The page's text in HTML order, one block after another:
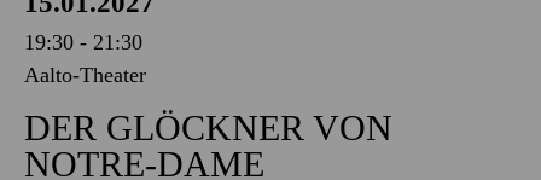
AALTO BALLETT ESSEN
Freitag
15.01.2027
19:30 - 21:30
Aalto-Theater